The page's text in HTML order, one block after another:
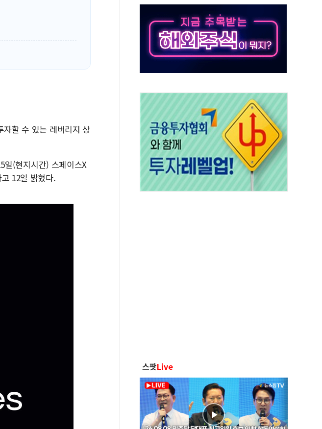
할 수 있는 레버리지 상
(현지시간) 스페이스X
12일 밝혔다.
스팟Live